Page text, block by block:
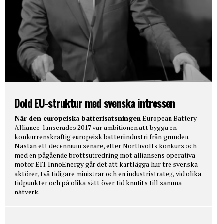
Dold EU-struktur med svenska intressen
När den europeiska batterisatsningenEuropean Battery
Alliance lanserades 2017 var ambitionen att bygga en
konkurrenskraftig europeisk batteriindustri från grunden.
Nästan ett decennium senare, efter Northvolts konkurs och
med en pågående brottsutredning mot alliansens operativa
motor EIT InnoEnergy går det att kartlägga hur tre svenska
aktörer, två tidigare ministrar och en industristrateg, vid olika
tidpunkter och på olika sätt över tid knutits till samma
nätverk.